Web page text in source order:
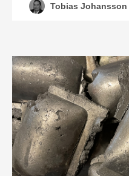
Tobias Johansson